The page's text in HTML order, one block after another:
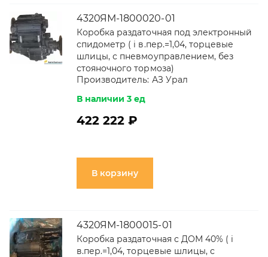
4320ЯМ-1800020-01
Коробка раздаточная под электронный
спидометр ( i в.пер.=1,04, торцевые
шлицы, с пневмоуправлением, без
стояночного тормоза)
Производитель: АЗ Урал
В наличии 3 ед
422 222 ₽
В корзину
4320ЯМ-1800015-01
Коробка раздаточная с ДОМ 40% ( i
в.пер.=1,04, торцевые шлицы, с